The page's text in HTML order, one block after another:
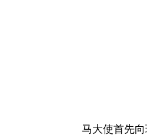
马大使首先